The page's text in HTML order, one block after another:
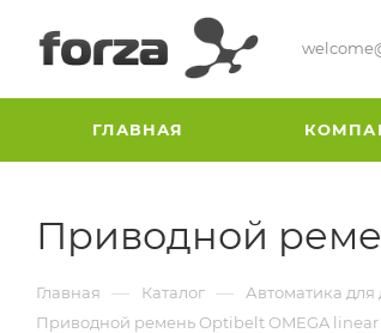
ГЛАВНАЯ
Приводной
Главная — Каталог — Автоматика
Приводной ремень Optibelt OMEGA linear